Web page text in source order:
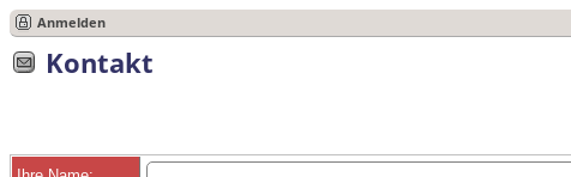
Anmelden
Kontakt